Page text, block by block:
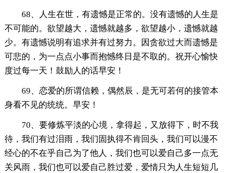
68、人生在世，有遗憾是正常的。没有遗憾的人生是
不可能的。欲望越大，遗憾就越多，欲望越小，遗憾就越
少。有遗憾说明有追求并有过努力。因贪欲过大而遗憾是
可悲的，为一点点小事而抱憾终日是不取的。祝开心愉快
度过每一天！鼓励人的话早安！
69、恋爱的所谓信赖，偶然辰，是无可若何的接管本
身看不见的统统。早安！
70、要修炼平淡的心境，拿得起，又放得下，时不我
待，我们有过泪雨，我们固执得不肯回头，我们可以漫不
经心的不在乎自己为了他人，我们也可以爱自己多一点无
关风雨，我们也可以爱自己胜过爱，爱情只为人生短短几